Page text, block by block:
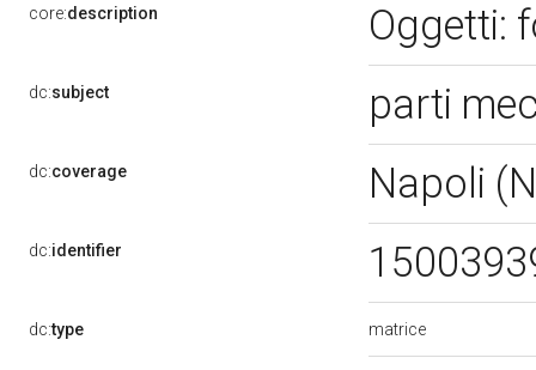
core:description Oggetti:
dc:subject parti
dc:coverage Napoli
dc:identifier
dc:type matrice